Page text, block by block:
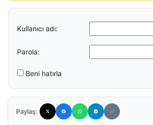
Kullanıcı adı:
Parola:
Beni hatırla
Paylaş: